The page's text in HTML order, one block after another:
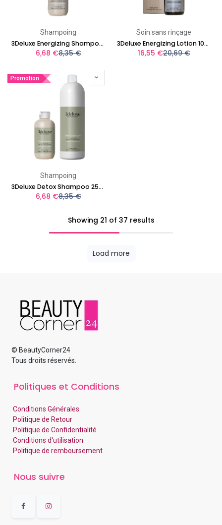
Shampoing
3Deluxe Energizing Shampoo 250ML
6,68 €8,35€
Soin sans rinçage
3Deluxe Energizing Lotion 100ml
16,55 €20,69€
Promotion
Shampoing
3Deluxe Detox Shampoo 250ml
6,68 €8,35€
Showing 21 of 37 results
Load more
© BeautyCorner24
Tous droits réservés.
Politiques et Conditions
Conditions Générales
Politique de Retour
Politique de Confidentialité
Conditions d'utilisation
Politique de remboursement
Nous suivre